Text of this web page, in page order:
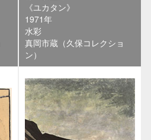
《ユカタン》
1971年
水彩
真岡市蔵（久保コレクショ
ン）